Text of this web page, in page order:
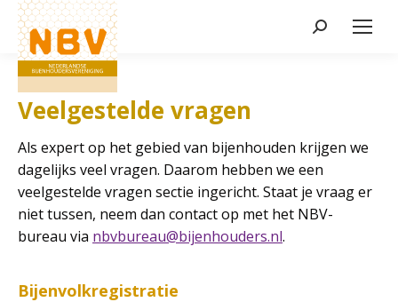
Zoeken:
Veelgestelde vragen
Als expert op het gebied van bijenhouden krijgen we
dagelijks veel vragen. Daarom hebben we een
veelgestelde vragen sectie ingericht. Staat je vraag er
niet tussen, neem dan contact op met het NBV-
bureau via nbvbureau@bijenhouders.nl.
Bijenvolkregistratie